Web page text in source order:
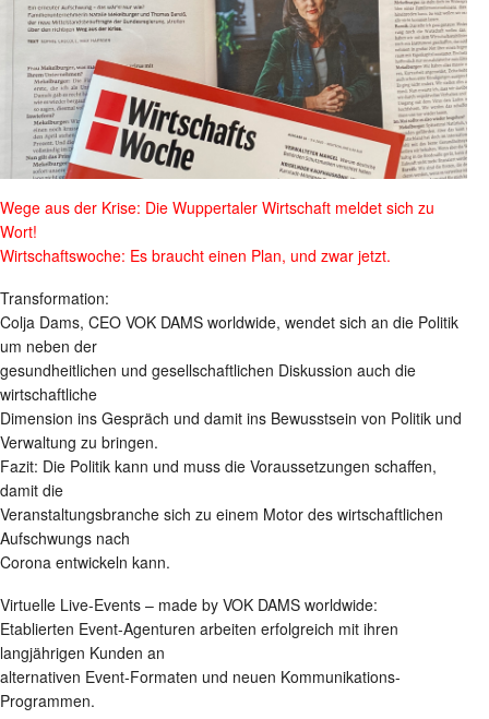
Wege aus der Krise: Die Wuppertaler Wirtschaft meldet sich zu
Wort!
Wirtschaftswoche: Es braucht einen Plan, und zwar jetzt.
Transformation:
Colja Dams, CEO VOK DAMS worldwide, wendet sich an die Politik
um neben der
gesundheitlichen und gesellschaftlichen Diskussion auch die
wirtschaftliche
Dimension ins Gespräch und damit ins Bewusstsein von Politik und
Verwaltung zu bringen.
Fazit: Die Politik kann und muss die Voraussetzungen schaffen,
damit die
Veranstaltungsbranche sich zu einem Motor des wirtschaftlichen
Aufschwungs nach
Corona entwickeln kann.
Virtuelle Live-Events – made by VOK DAMS worldwide:
Etablierten Event-Agenturen arbeiten erfolgreich mit ihren
langjährigen Kunden an
alternativen Event-Formaten und neuen Kommunikations-
Programmen.